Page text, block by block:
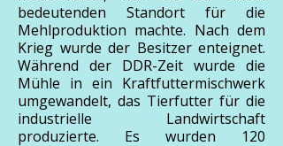
bedeutenden Standort für die
Mehlproduktion machte. Nach dem
Krieg wurde der Besitzer enteignet.
Während der DDR-Zeit wurde die
Mühle in ein Kraftfuttermischwerk
umgewandelt, das Tierfutter für die
industrielle Landwirtschaft
produzierte. Es wurden 120